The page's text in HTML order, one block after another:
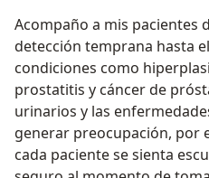
Acompaño a mis pacientes
detección temprana hasta
condiciones como
prostatitis y cáncer de
urinarios y las
generar preocupación, por
cada paciente se sienta